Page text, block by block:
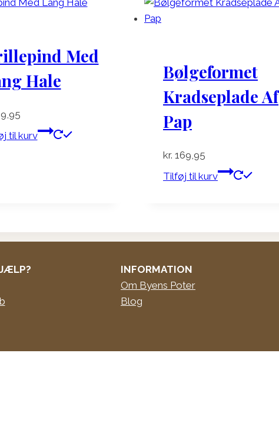
Med
Hale
til kurv
Bølgeformet
Kradseplade Af
Pap
kr. 169,95
Tilføj til kurv
INFORMATION
Om Byens Poter
Blog